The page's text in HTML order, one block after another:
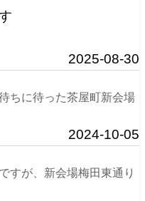
2025-08-30
ちに待った茶屋町新会場
2024-10-05
すが、新会場梅田東通り